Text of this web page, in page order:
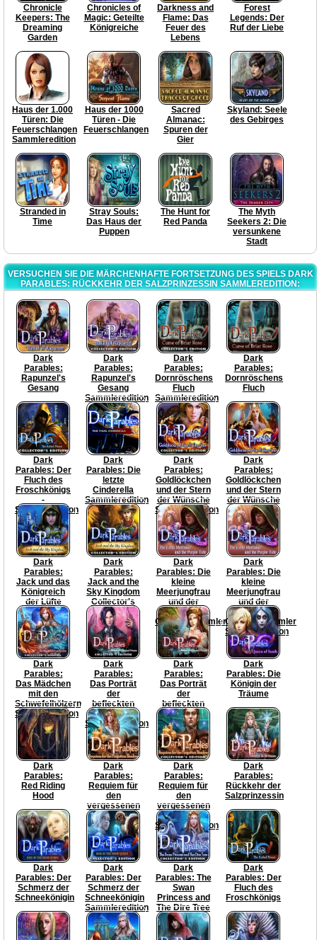
Chronicle
Keepers: The
Dreaming
Garden
Chronicles of
Magic: Geteilte
Königreiche
Darkness and
Flame: Das
Feuer des
Lebens
Forest
Legends: Der
Ruf der Liebe
Haus der 1.000
Türen: Die
Feuerschlangen
Sammleredition
Haus der 1000
Türen - Die
Feuerschlangen
Sacred
Almanac:
Spuren der
Gier
Skyland: Seele
des Gebirges
Stranded in
Time
Stray Souls:
Das Haus der
Puppen
The Hunt for
Red Panda
The Myth
Seekers 2: Die
versunkene
Stadt
VERSUCHEN SIE DIE MÄRCHENHAFTE FORTSETZUNG DES SPIELS DARK
PARABLES: RÜCKKEHR DER SALZPRINZESSIN SAMMLEREDITION:
Dark
Parables:
Rapunzel's
Gesang
Dark
Parables:
Rapunzel's
Gesang
Sammleredition
Dark
Parables:
Dornröschens
Fluch
Sammleredition
Dark
Parables:
Dornröschens
Fluch
Dark
Parables: Der
Fluch des
Froschkönigs
-
Sammleredition
Dark
Parables: Die
letzte
Cinderella
Sammleredition
Dark
Parables:
Goldlöckchen
und der Stern
der Wünsche
Sammleredition
Dark
Parables:
Goldlöckchen
und der Stern
der Wünsche
Dark
Parables:
Jack und das
Königreich
der Lüfte
Dark
Parables:
Jack and the
Sky Kingdom
Collector's
Edition
Dark
Parables: Die
kleine
Meerjungfrau
und der
violette
Gezeitensammler
Dark
Parables: Die
kleine
Meerjungfrau
und der
violette
Gezeitensammler
Sammleredition
Dark
Parables:
Das Mädchen
mit den
Schwefelhölzern
Sammleredition
Dark
Parables:
Das Porträt
der
befleckten
Prinzessin
Sammleredition
Dark
Parables:
Das Porträt
der
befleckten
Prinzessin
Dark
Parables: Die
Königin der
Träume
Dark
Parables:
Red Riding
Hood
Dark
Parables:
Requiem für
den
vergessenen
Schatten
Dark
Parables:
Requiem für
den
vergessenen
Schatten
Sammleredition
Dark
Parables:
Rückkehr der
Salzprinzessin
Dark
Parables: Der
Schmerz der
Schneekönigin
Dark
Parables: Der
Schmerz der
Schneekönigin
Sammleredition
Dark
Parables: The
Swan
Princess and
The Dire Tree
Collector's
Edition
Dark
Parables: Der
Fluch des
Froschkönigs